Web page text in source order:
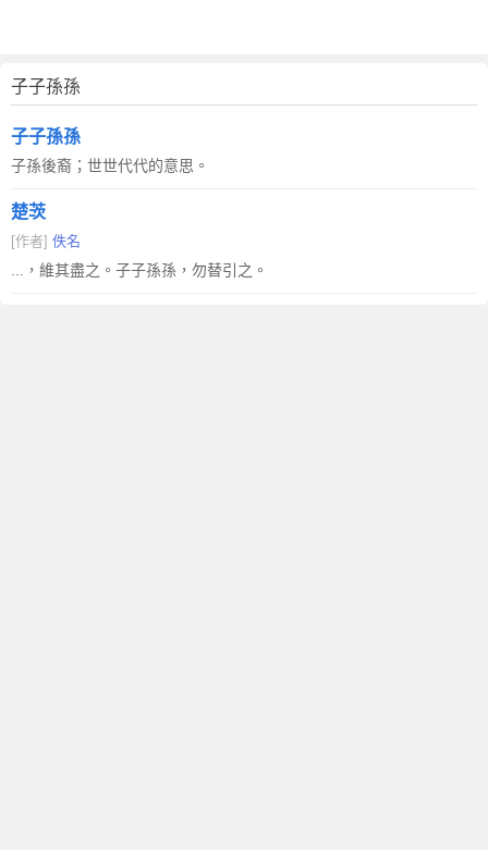
子子孫孫
子子孫孫
子孫後裔；世世代代的意思。
楚茨
[作者] 佚名
...，維其盡之。子子孫孫，勿替引之。